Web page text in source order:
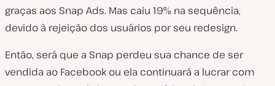
graças aos Snap Ads. Mas caiu 19% na sequência,
devido à rejeição dos usuários por seu redesign.
Então, será que a Snap perdeu sua chance de ser
vendida ao Facebook ou ela continuará a lucrar com